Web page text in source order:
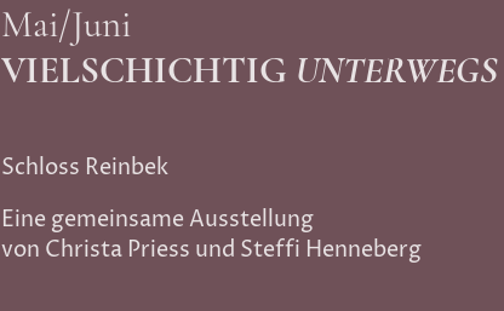
Mai/Juni
VIELSCHICHTIG UNTERWEGS
Schloss Reinbek
Eine gemeinsame Ausstellung
von Christa Priess und Steffi Henneberg